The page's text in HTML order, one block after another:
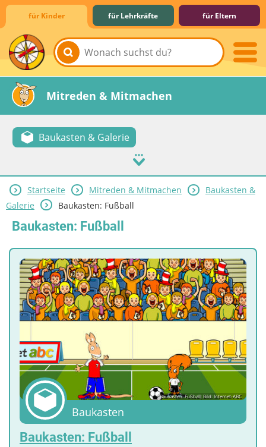
für Kinder für Lehrkräfte für Eltern
Lernen & Schule
Hobby & Freizeit
Spiel & Spaß
Mitreden & Mitmachen
Baukasten & Galerie
Startseite Mitreden & Mitmachen
Baukasten &
Galerie
Baukasten: Fußball
Baukasten: Fußball
Baukasten: Fußball; Bild: Internet-ABC
Baukasten
Baukasten: Fußball